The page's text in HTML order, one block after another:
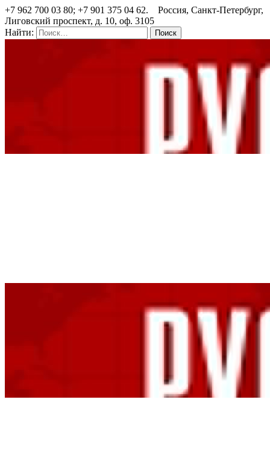
+7 962 700 03 80; +7 901 375 04 62. Россия, Санкт-Петербург,
Лиговский проспект, д. 10, оф. 3105
Найти: